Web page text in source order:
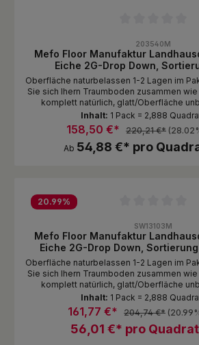
203540M
Mefo Floor Manufaktur
Eiche 2G-Drop Down,
Oberfläche naturbelassen 1-2 Lagen im
Sie sich Ihern Traumboden zusammen
komplett natürlich, glatt/Oberfläche
gebürstet mit gebeizter und endgeölter
beachten Sie, dass bei stark und 3D
die Spachtelmasse aus den Rissen und
herausgebürstet wird.
Ab 54,88 €* pro
158,50 €* 220,21 €*
Inhalt: 1 Pack = 2,888
20.99%
SW13103M
Mefo Floor Manufaktur
Eiche 2G-Drop Down,
Oberfläche naturbelassen 1-2 Lagen im
Sie sich Ihern Traumboden zusammen
komplett natürlich, glatt/Oberfläche
gebürstet mit gebeizter und endgeölter
beachten Sie, dass bei stark und 3D
die Spachtelmasse aus den Rissen und
herausgebürstet wird.
56,01 €* pro
161,77 €* 204,74 €*
Inhalt: 1 Pack = 2,888